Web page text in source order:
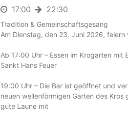
17:00 22:30
Tradition & Gemeinschaftsgesang
Am Dienstag, den 23. Juni 2026,
Ab 17:00 Uhr – Essen im Krogarten
Sankt Hans Feuer
19:00 Uhr – Die Bar ist geöffnet und
neuen wellenförmigen Garten des
gute Laune mit